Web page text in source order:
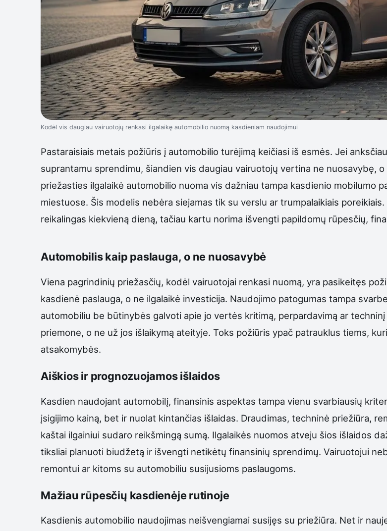
Kodėl vis daugiau vairuotojų renkasi ilgalaikę automobilio nuomą kasdieniam naudojimui
Pastaraisiais metais požiūris į automobilio turėjimą keičiasi iš esmės. Jei
suprantamu sprendimu, šiandien vis daugiau vairuotojų vertina ne nuosavybę,
priežasties ilgalaikė automobilio nuoma vis dažniau tampa kasdienio mobilumo
miestuose. Šis modelis nebėra siejamas tik su verslu ar trumpalaikiais
reikalingas kiekvieną dieną, tačiau kartu norima išvengti papildomų rūpesčių,
Automobilis kaip paslauga, o ne nuosavybė
Viena pagrindinių priežasčių, kodėl vairuotojai renkasi nuomą, yra pasikeitęs
kasdienė paslauga, o ne ilgalaikė investicija. Naudojimo patogumas tampa
automobiliu be būtinybės galvoti apie jo vertės kritimą, perpardavimą ar
priemone, o ne už jos išlaikymą ateityje. Toks požiūris ypač patrauklus tiems,
atsakomybės.
Aiškios ir prognozuojamos išlaidos
Kasdien naudojant automobilį, finansinis aspektas tampa vienu svarbiausių
įsigijimo kainą, bet ir nuolat kintančias išlaidas. Draudimas, techninė priežiūra,
kaštai ilgainiui sudaro reikšmingą sumą. Ilgalaikės nuomos atveju šios išlaidos
tiksliai planuoti biudžetą ir išvengti netikėtų finansinių sprendimų. Vairuotojui
remontui ar kitoms su automobiliu susijusioms paslaugoms.
Mažiau rūpesčių kasdienėje rutinoje
Kasdienis automobilio naudojimas neišvengiamai susijęs su priežiūra. Net ir